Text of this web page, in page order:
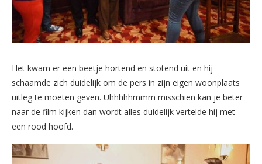
Het kwam er een beetje hortend en stotend uit en hij
schaamde zich duidelijk om de pers in zijn eigen woonplaats
uitleg te moeten geven. Uhhhhhmmm misschien kan je beter
naar de film kijken dan wordt alles duidelijk vertelde hij met
een rood hoofd.